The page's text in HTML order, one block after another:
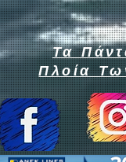
Τα
Πλοία